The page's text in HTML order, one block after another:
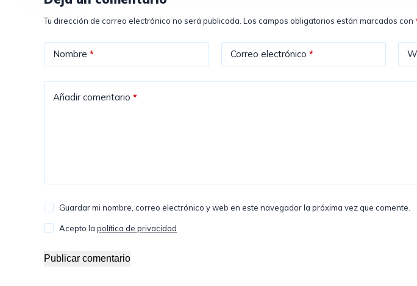
Tu dirección de correo electrónico no será publicada. Los campos obligatorios están marcados con
Nombre * Correo electrónico *
Añadir comentario *
Guardar mi nombre, correo electrónico y web en este navegador la próxima vez que comente.
Acepto lapolítica de privacidad
Publicar comentario